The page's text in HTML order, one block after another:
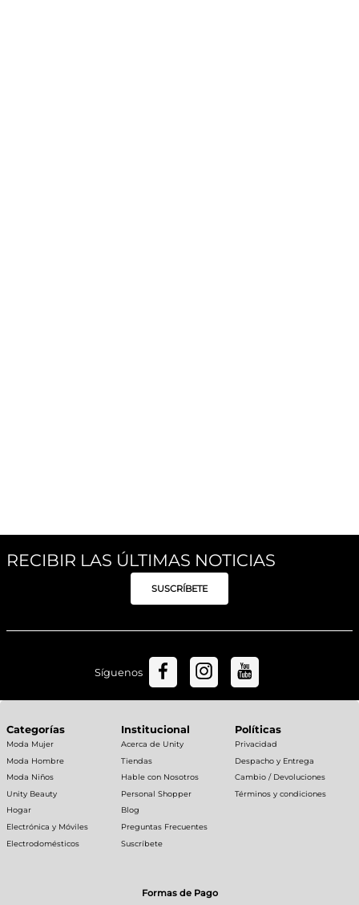
RECIBIR LAS ÚLTIMAS NOTICIAS
SUSCRÍBETE
Síguenos
Categorías
Moda Mujer
Moda Hombre
Moda Niños
Unity Beauty
Hogar
Electrónica y Móviles
Electrodomésticos
Institucional
Acerca de Unity
Tiendas
Hable con Nosotros
Personal Shopper
Blog
Preguntas Frecuentes
Suscríbete
Políticas
Privacidad
Despacho y Entrega
Cambio / Devoluciones
Términos y condiciones
Formas de Pago